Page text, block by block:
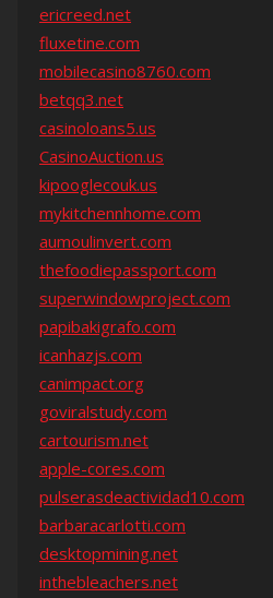
ericreed.net
fluxetine.com
mobilecasino8760.com
betqq3.net
casinoloans5.us
CasinoAuction.us
kipooglecouk.us
mykitchennhome.com
aumoulinvert.com
thefoodiepassport.com
superwindowproject.com
papibakigrafo.com
icanhazjs.com
canimpact.org
goviralstudy.com
cartourism.net
apple-cores.com
pulserasdeactividad10.com
barbaracarlotti.com
desktopmining.net
inthebleachers.net